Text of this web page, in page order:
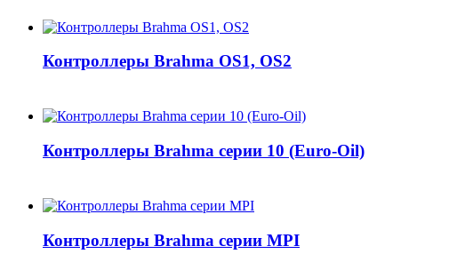
Контроллеры Brahma OS1, OS2
Контроллеры Brahma серии 10 (Euro-Oil)
Контроллеры Brahma серии MPI